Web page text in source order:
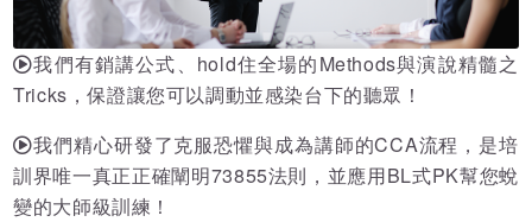
我們有銷講公式、hold住全場的Methods與演說精髓之
Tricks，保證讓您可以調動並感染台下的聽眾！
我們精心研發了克服恐懼與成為講師的CCA流程，是培
訓界唯一真正正確闡明73855法則，並應用BL式PK幫您蛻
變的大師級訓練！